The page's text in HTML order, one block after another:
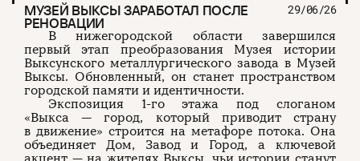
МУЗЕЙ ВЫКСЫ ЗАРАБОТАЛ ПОСЛЕ
РЕНОВАЦИИ
29/06/26
В нижегородской области завершился
первый этап преобразования Музея истории
Выксунского металлургического завода в Музей
Выксы. Обновленный, он станет пространством
городской памяти и идентичности.
Экспозиция 1-го этажа под слоганом
«Выкса — город, который приводит страну
в движение» строится на метафоре потока. Она
объединяет Дом, Завод и Город, а ключевой